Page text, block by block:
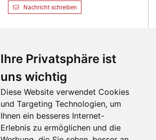
Ihre Privatsphäre ist
uns wichtig
Diese Website verwendet Cookies
und Targeting Technologien, um
Ihnen ein besseres Internet-
Erlebnis zu ermöglichen und die
Nachricht schreiben